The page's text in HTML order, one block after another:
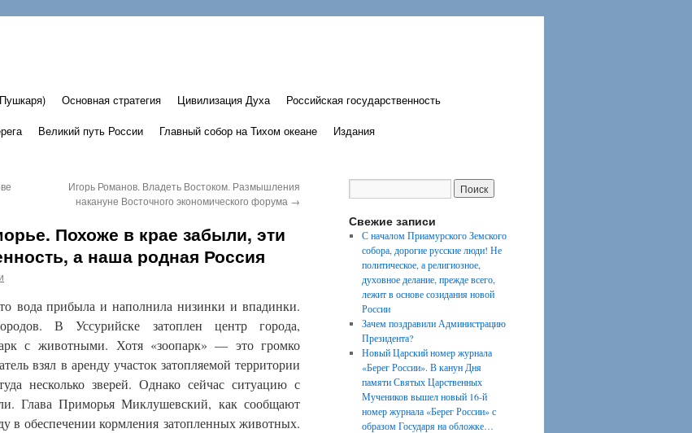
Основная стратегия Цивилизация Духа
Российская государственность
Великий путь России Главный собор на Тихом океане Издания
Игорь Романов. Владеть Востоком. Размышления
накануне Восточного экономического форума →
Похоже в крае забыли, эти
а наша родная Россия
вода прибыла и наполнила низинки и впадинки.
В Уссурийске затоплен центр города,
с животными. Хотя «зоопарк» — это громко
взял в аренду участок затопляемой территории
несколько зверей. Однако сейчас ситуацию с
Глава Приморья Миклушевский, как сообщают
в обеспечении кормления затопленных животных.
Свежие записи
С началом Приамурского Земского
собора, дорогие русские люди! Не
политическое, а религиозное,
духовное делание, прежде всего,
лежит в основе созидания новой
России
Зачем поздравили Администрацию
Президента?
Новый Царский номер журнала
«Берег России». В канун Дня
памяти Святых Царственных
Мучеников вышел новый 16-й
номер журнала «Берег России» с
образом Государя на обложке…